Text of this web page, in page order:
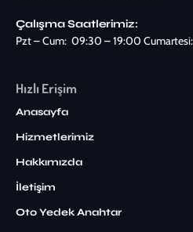
Çalışma Saatlerimiz:
Pzt – Cum: 09:30 – 19:00
Hızlı Erişim
Anasayfa
Hizmetlerimiz
Hakkımızda
İletişim
Oto Yedek Anahtar